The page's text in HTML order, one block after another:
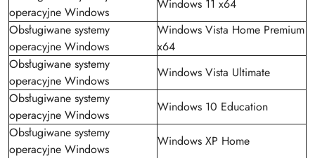
operacyjne Windows
Windows 11 x64
Obsługiwane systemy
operacyjne Windows
Windows Vista Home Premium
x64
Obsługiwane systemy
operacyjne Windows
Windows Vista Ultimate
Obsługiwane systemy
operacyjne Windows
Windows 10 Education
Obsługiwane systemy
operacyjne Windows
Windows XP Home